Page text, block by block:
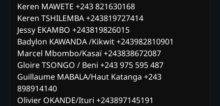
Keren MAWETE +243 821630168
Keren TSHILEMBA +243819727414
Jessy EKAMBO +243819826015
Badylon KAWANDA /Kikwit +243982810901
Marcel Mbombo/Kasaï +243838672087
Gloire TSONGO / Beni +243 975 595 487
Guillaume MABALA/Haut Katanga +243
898914140
Olivier OKANDE/Ituri +243897145191